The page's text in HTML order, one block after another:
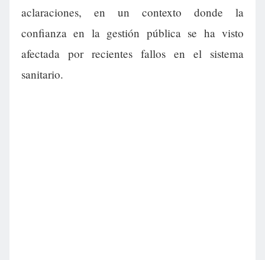
aclaraciones, en un contexto donde la
confianza en la gestión pública se ha visto
afectada por recientes fallos en el sistema
sanitario.